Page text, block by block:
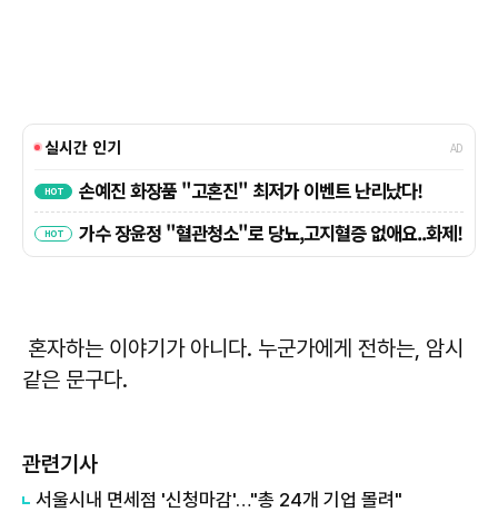
혼자하는 이야기가 아니다. 누군가에게 전하는, 암시
같은 문구다.
관련기사
서울시내 면세점 '신청마감'…"총 24개 기업 몰려"